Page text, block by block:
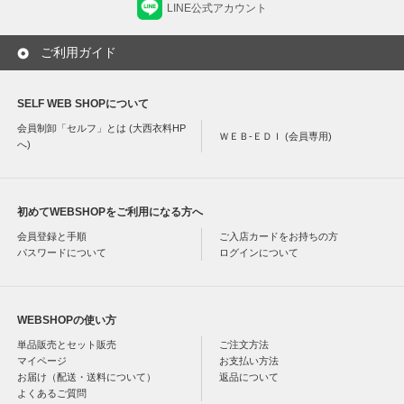
LINE公式アカウント
ご利用ガイド
SELF WEB SHOPについて
会員制卸「セルフ」とは (大西衣料HP
へ)
ＷＥＢ-ＥＤＩ (会員専用)
初めてWEBSHOPをご利用になる方へ
会員登録と手順
ご入店カードをお持ちの方
パスワードについて
ログインについて
WEBSHOPの使い方
単品販売とセット販売
ご注文方法
マイページ
お支払い方法
お届け（配送・送料について）
返品について
よくあるご質問